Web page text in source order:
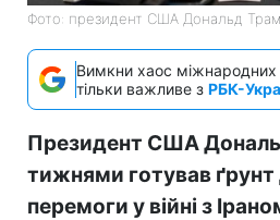
Фото: президент США Дональд
Вимкни хаос
тільки важливе з РБК-
Президент США
тижнями готував
перемоги у війні з